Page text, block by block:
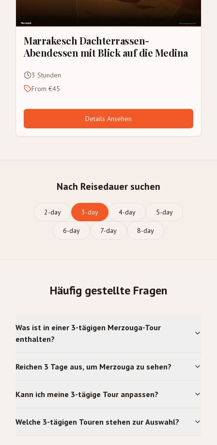
Marrakesch Dachterrassen-
Abendessen mit Blick auf die Medina
3 Stunden
From €45
Details Ansehen
Nach Reisedauer suchen
2-day 3-day 4-day 5-day
6-day 7-day 8-day
Häufig gestellte Fragen
Was ist in einer 3-tägigen Merzouga-Tour
enthalten?
Reichen 3 Tage aus, um Merzouga zu sehen?
Kann ich meine 3-tägige Tour anpassen?
Welche 3-tägigen Touren stehen zur Auswahl?